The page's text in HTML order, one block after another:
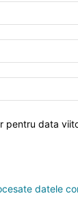
pentru data
datele